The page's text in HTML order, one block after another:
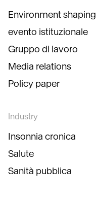
Environment shaping
evento istituzionale
Gruppo di lavoro
Media relations
Policy paper
Industry
Insonnia cronica
Salute
Sanità pubblica